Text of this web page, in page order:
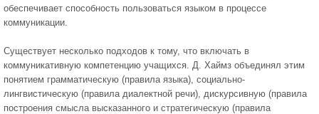
обеспечивает способность пользоваться языком в процессе
коммуникации.
Существует несколько подходов к тому, что включать в
коммуникативную компетенцию учащихся. Д. Хаймз объединял этим
понятием грамматическую (правила языка), социально-
лингвистическую (правила диалектной речи), дискурсивную (правила
построения смысла высказанного и стратегическую (правила